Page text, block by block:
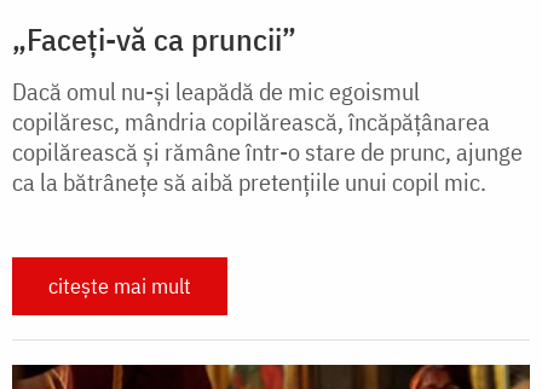
„Faceți-vă ca pruncii”
Dacă omul nu-și leapădă de mic egoismul
copilăresc, mândria copilărească, încăpățânarea
copilărească și rămâne într-o stare de prunc, ajunge
ca la bătrânețe să aibă pretențiile unui copil mic.
citește mai mult